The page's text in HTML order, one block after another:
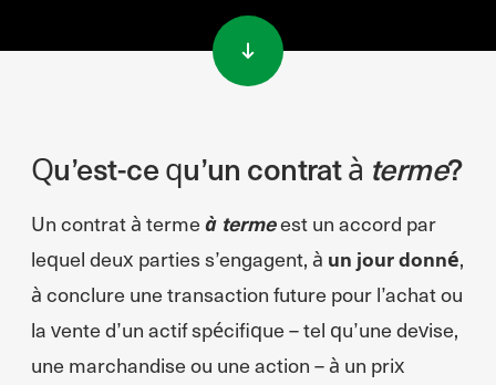
Qu’est-ce qu’un contrat à terme?
Un contrat à terme à termeest un accord par
lequel deux parties s’engagent, à un jour donné,
à conclure une transaction future pour l’achat ou
la vente d’un actif spécifique – tel qu’une devise,
une marchandise ou une action – à un prix